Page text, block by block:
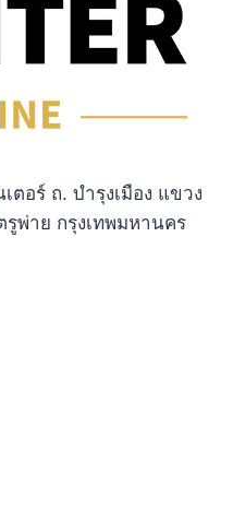
ตอร์ ถ. บำรุงเมือง แขวง
พ่าย กรุงเทพมหานคร